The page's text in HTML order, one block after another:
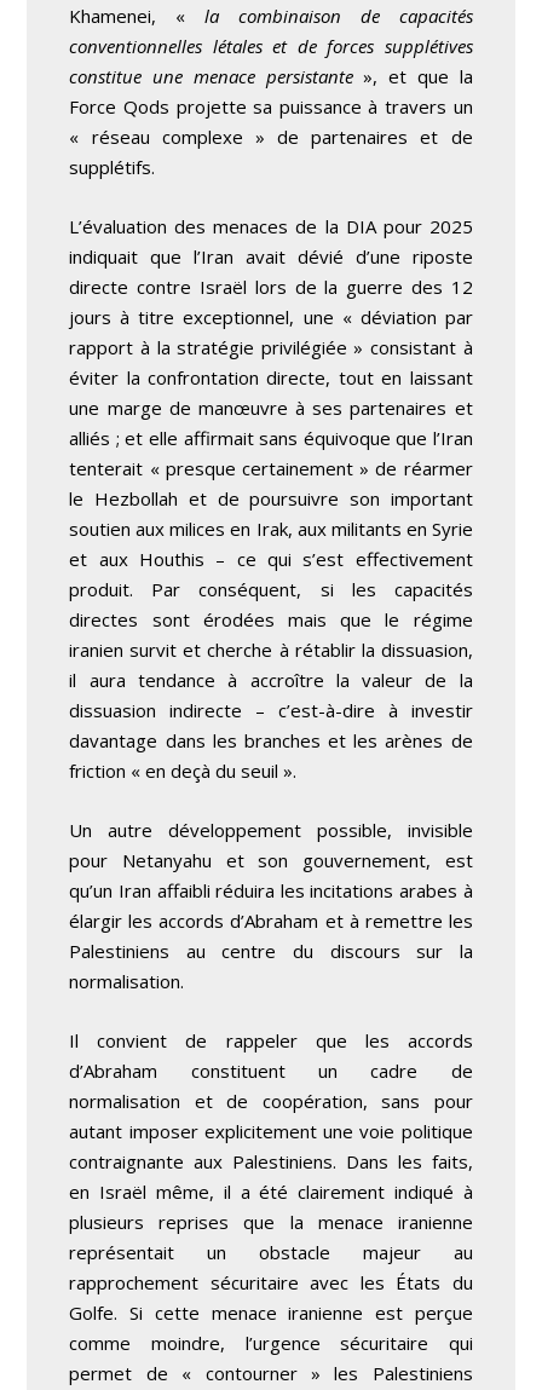
Khamenei, «la combinaison de capacités
conventionnelles létales et de forces supplétives
constitue une menace persistante», et que la
Force Qods projette sa puissance à travers un
« réseau complexe » de partenaires et de
supplétifs.
L’évaluation des menaces de la DIA pour 2025
indiquait que l’Iran avait dévié d’une riposte
directe contre Israël lors de la guerre des 12
jours à titre exceptionnel, une « déviation par
rapport à la stratégie privilégiée » consistant à
éviter la confrontation directe, tout en laissant
une marge de manœuvre à ses partenaires et
alliés ; et elle affirmait sans équivoque que l’Iran
tenterait « presque certainement » de réarmer
le Hezbollah et de poursuivre son important
soutien aux milices en Irak, aux militants en Syrie
et aux Houthis – ce qui s’est effectivement
produit. Par conséquent, si les capacités
directes sont érodées mais que le régime
iranien survit et cherche à rétablir la dissuasion,
il aura tendance à accroître la valeur de la
dissuasion indirecte – c’est-à-dire à investir
davantage dans les branches et les arènes de
friction « en deçà du seuil ».
Un autre développement possible, invisible
pour Netanyahu et son gouvernement, est
qu’un Iran affaibli réduira les incitations arabes à
élargir les accords d’Abraham et à remettre les
Palestiniens au centre du discours sur la
normalisation.
Il convient de rappeler que les accords
d’Abraham constituent un cadre de
normalisation et de coopération, sans pour
autant imposer explicitement une voie politique
contraignante aux Palestiniens. Dans les faits,
en Israël même, il a été clairement indiqué à
plusieurs reprises que la menace iranienne
représentait un obstacle majeur au
rapprochement sécuritaire avec les États du
Golfe. Si cette menace iranienne est perçue
comme moindre, l’urgence sécuritaire qui
permet de « contourner » les Palestiniens